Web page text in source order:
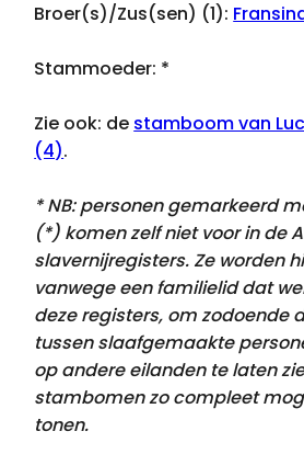
Broer(s)/Zus(sen) (1):
Stammoeder: *
Zie ook: de stamboom van
(4).
* NB: personen gemarkeerd
(*) komen zelf niet voor in de
slavernijregisters. Ze worden
vanwege een familielid dat
deze registers, om zodoende
tussen slaafgemaakte
op andere eilanden te laten
stambomen zo compleet
tonen.